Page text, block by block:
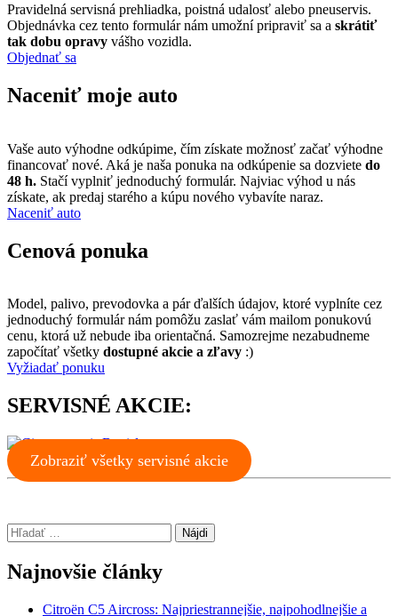
Pravidelná servisná prehliadka, poistná udalosť alebo pneuservis.
Objednávka cez tento formulár nám umožní pripraviť sa a skrátiť
tak dobu opravy vášho vozidla.
Objednať sa
Naceniť moje auto
Vaše auto výhodne odkúpime, čím získate možnosť začať výhodne
financovať nové. Aká je naša ponuka na odkúpenie sa dozviete do
48 h. Stačí vyplniť jednoduchý formulár. Najviac výhod u nás
získate, ak predaj starého a kúpu nového vybavíte naraz.
Naceniť auto
Cenová ponuka
Model, palivo, prevodovka a pár ďalších údajov, ktoré vyplníte cez
jednoduchý formulár nám pomôžu zaslať vám mailom ponukovú
cenu, ktorá už nebude iba orientačná. Samozrejme nezabudneme
započítať všetky dostupné akcie a zľavy :)
Vyžiadať ponuku
SERVISNÉ AKCIE:
Zobraziť všetky servisné akcie
Hľadať:
Najnovšie články
Citroën C5 Aircross: Najpriestrannejšie, najpohodlnejšie a